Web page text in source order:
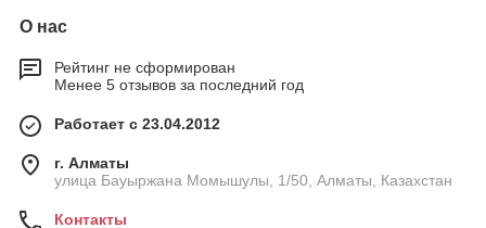
О нас
Рейтинг не сформирован
Менее 5 отзывов за последний год
Работает с 23.04.2012
г. Алматы
улица Бауыржана Момышулы, 1/50, Алматы, Казахстан
Контакты